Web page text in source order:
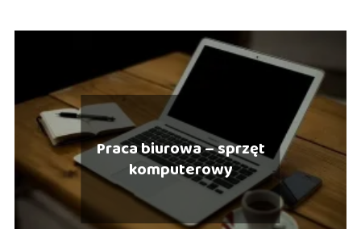
Praca biurowa – sprzęt
komputerowy